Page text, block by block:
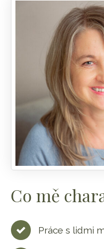
Co mě
Práce s lidmi